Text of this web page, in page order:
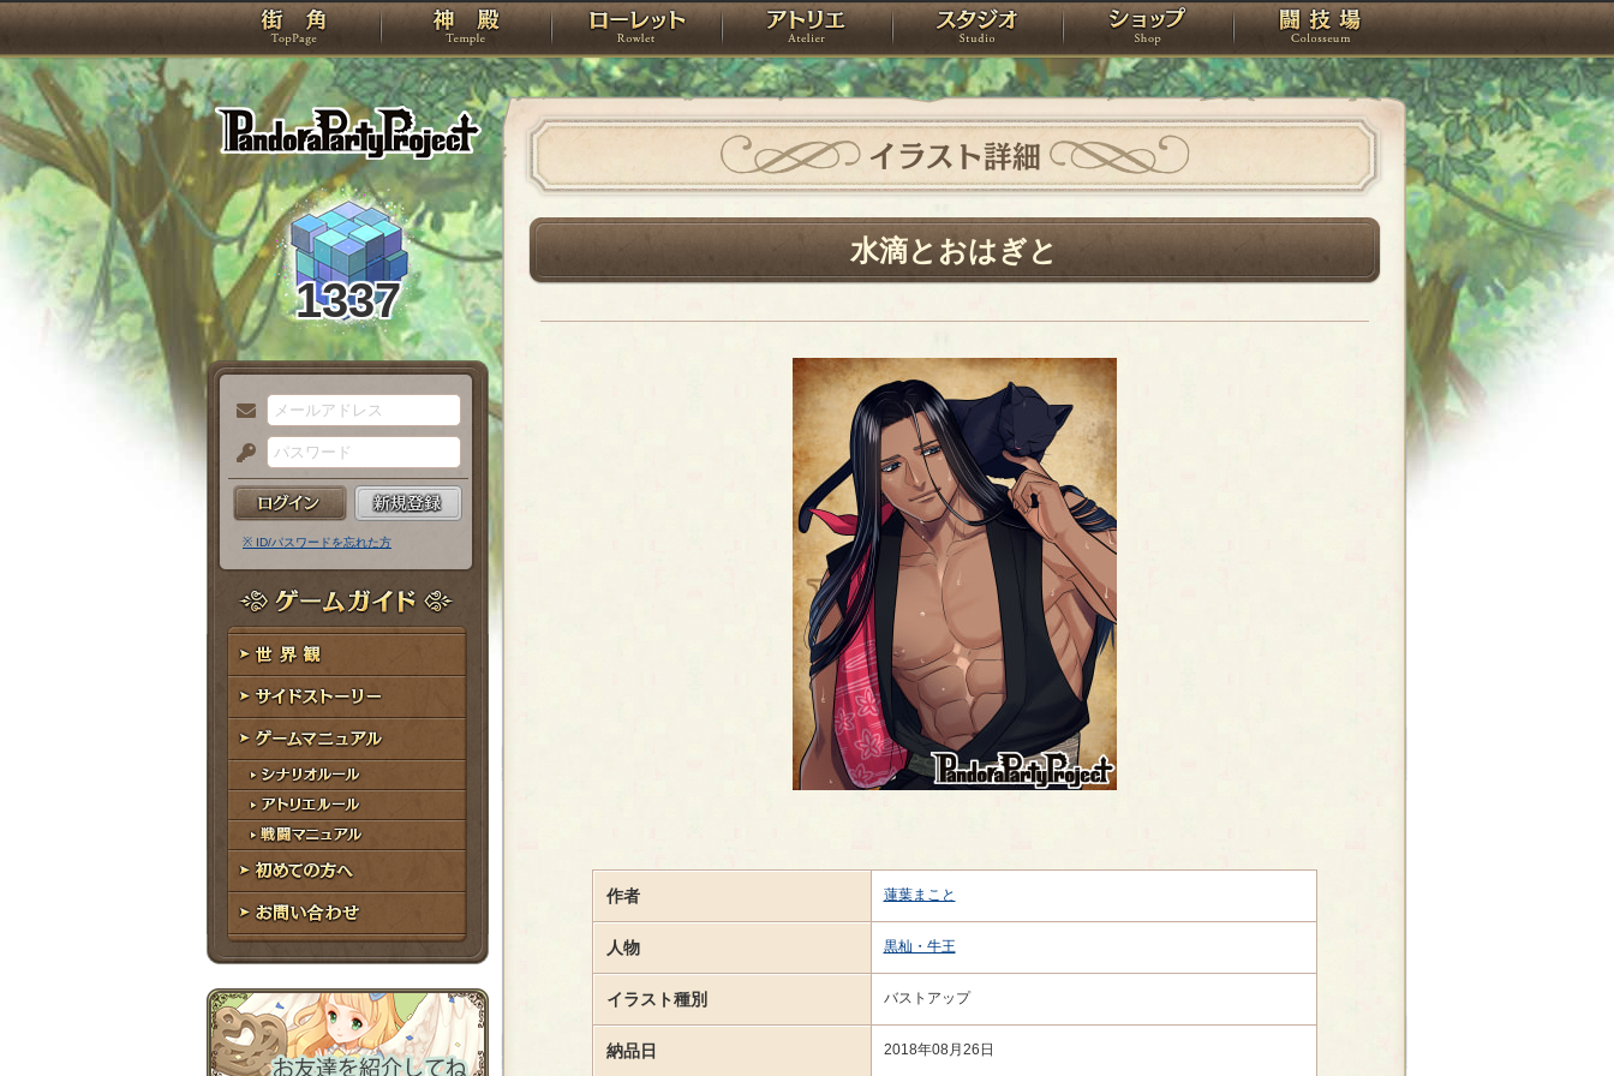
PandoraPartyProject
TOP 神殿 ローレット アトリエ スタジオ ショップ 闘技場
1337
メ
ー
ル
ア
ド
レ
ス
パ
ス
ー
ド
※ ID/パスワードを忘れた方
ゲームガイド
世界観
サイドストーリー
ゲームマニュアル
シナリオルール
アトリエルール
戦闘マニュアル
初めての方へ
お問い合わせ
イラスト詳細
水滴とおはぎと
作者 蓮葉まこと
人物 黒杣・牛王
イラスト種別 バストアップ
納品日 2018年08月26日